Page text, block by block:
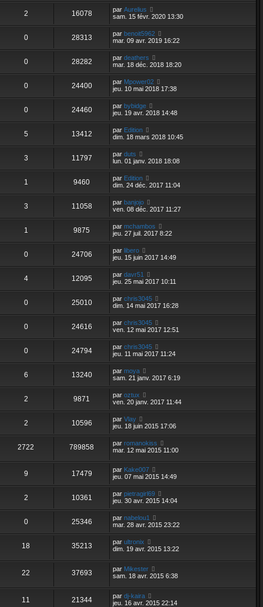
2 16078 par Aurelius
sam. 15 févr. 2020 13:30
0 28313 par benoit5962
mar. 09 avr. 2019 16:22
0 28282 par deathers
mar. 18 déc. 2018 18:20
0 24400 par Mpower02
jeu. 10 mai 2018 17:38
0 24460 par bybidge
jeu. 19 avr. 2018 14:48
5 13412 par Edition
dim. 18 mars 2018 10:45
3 11797 par duts
lun. 01 janv. 2018 18:08
1 9460 par Edition
dim. 24 déc. 2017 11:04
3 11058 par banjojo
ven. 08 déc. 2017 11:27
1 9875 par mchambos
jeu. 27 juil. 2017 8:22
0 24706 par libero
jeu. 15 juin 2017 14:49
4 12095 par davr51
jeu. 25 mai 2017 10:11
0 25010 par chris3045
dim. 14 mai 2017 16:28
0 24616 par chris3045
ven. 12 mai 2017 12:51
0 24794 par chris3045
jeu. 11 mai 2017 11:24
6 13240 par moya
sam. 21 janv. 2017 6:19
2 9871 par oztux
ven. 20 janv. 2017 11:44
2 10596 par Vlay
jeu. 18 juin 2015 17:06
2722 789858 par romanokiss
mar. 12 mai 2015 11:00
9 17479 par Kake007
jeu. 07 mai 2015 14:49
2 10361 par pietragirl69
jeu. 30 avr. 2015 14:04
0 25346 par nabelou1
mar. 28 avr. 2015 23:22
18 35213 par ultronix
dim. 19 avr. 2015 13:22
22 37693 par Mikester
sam. 18 avr. 2015 6:38
11 21344 par dj-kaira
jeu. 16 avr. 2015 22:14